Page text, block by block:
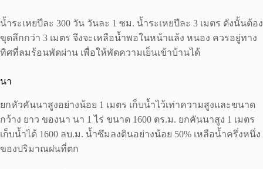
น้ำระเหยปีละ 300 วัน วันละ 1 ซม. น้ำระเหยปีละ 3 เมตร ดังนั้นต้อง
ขุดลึกกว่า 3 เมตร จึงจะเหลือน้ำพอในหน้าแล้ง หนอง ควรอยู่ทาง
ทิศที่ลมร้อนพัดผ่าน เพื่อให้พัดความเย็นเข้าบ้านได้
นา
ยกหัวคันนาสูงอย่างน้อย 1 เมตร เก็บน้ำไว้เท่าความสูงและขนาด
กว้าง ยาว ของนา นา 1 ไร่ ขนาด 1600 ตร.ม. ยกคันนาสูง 1 เมตร
เก็บน้ำได้ 1600 ลบ.ม. น้ำซึมลงดินอย่างน้อย 50% เหลือน้ำครึ่งหนึ่ง
ของปริมาณฝนที่ตก